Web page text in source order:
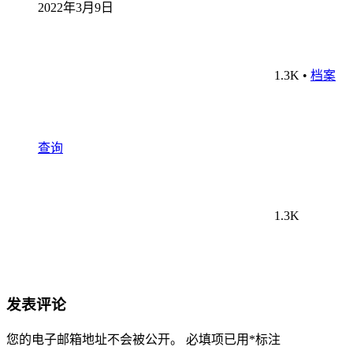
2022年3月9日
1.3K • 档案
查询
1.3K
发表评论
您的电子邮箱地址不会被公开。 必填项已用 *标注